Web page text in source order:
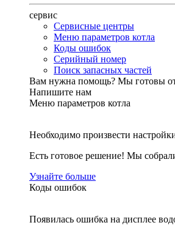
сервис
Сервисные центры
Меню параметров котла
Коды ошибок
Серийный номер
Поиск запасных частей
Вам нужна помощь? Мы готовы
Напишите нам
Меню параметров котла
Необходимо произвести
Есть готовое решение! Мы
Узнайте больше
Коды ошибок
Появилась ошибка на дисплее